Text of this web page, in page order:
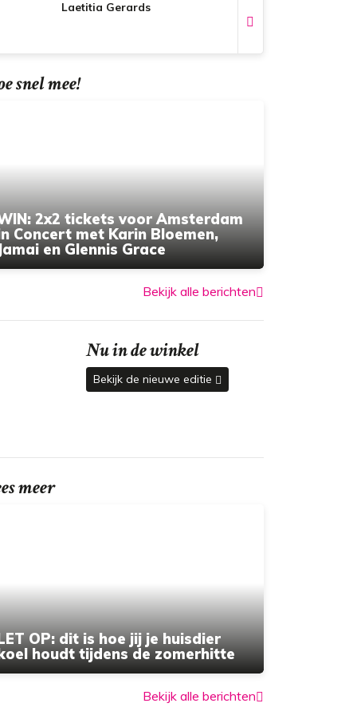
Laetitia Gerards
snel mee!
2x2 tickets voor Amsterdam
Concert met Karin Bloemen,
en Glennis Grace
Bekijk alle berichten
Nu in de winkel
Bekijk de nieuwe editie
meer
OP: dit is hoe jij je huisdier
houdt tijdens de zomerhitte
Bekijk alle berichten